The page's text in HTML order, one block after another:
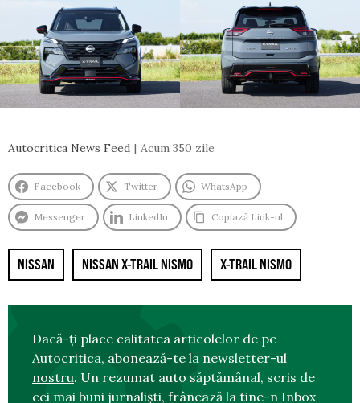
Autocritica News Feed Acum 350 zile
Facebook Twitter WhatsApp
Messenger LinkedIn Copiază Link-ul
NISSAN NISSAN X-TRAIL NISMO X-TRAIL NISMO
Dacă-ți place calitatea articolelor de pe
Autocritica, abonează-te la newsletter-ul
nostru. Un rezumat auto săptămânal, scris de
cei mai buni jurnaliști, frânează la tine-n Inbox